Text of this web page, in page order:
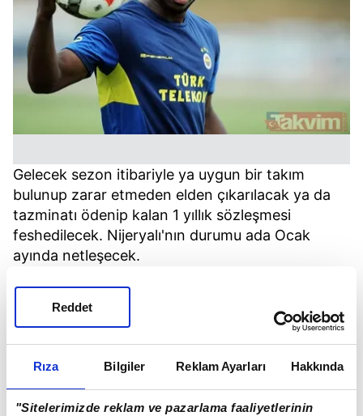
Rıza Bilgiler Reklam Ayarları Hakkında
"Sitelerimizde reklam ve pazarlama faaliyetlerinin
Reddet
Gelecek sezon itibariyle ya uygun bir takım
bulunup zarar etmeden elden çıkarılacak ya da
tazminatı ödenip kalan 1 yıllık sözleşmesi
feshedilecek. Nijeryalı'nın durumu ada Ocak
ayında netleşecek.